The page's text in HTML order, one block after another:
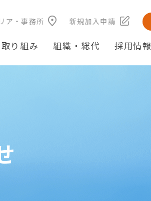
ア・事務所 新規加入申請
り組み 組織・総代 採用情報